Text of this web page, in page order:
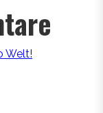
Welt!